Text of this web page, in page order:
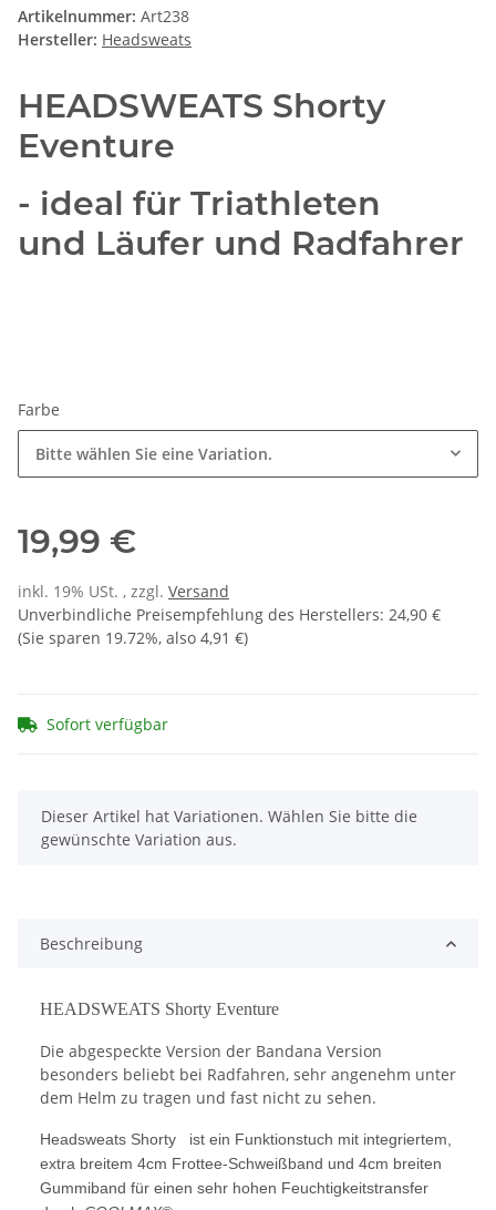
Artikelnummer: Art238
Hersteller: Headsweats
HEADSWEATS Shorty
Eventure
- ideal für Triathleten
und Läufer und Radfahrer
Farbe
Bitte wählen Sie eine Variation.
19,99 €
inkl. 19% USt. , zzgl. Versand
Unverbindliche Preisempfehlung des Herstellers: 24,90 €
(Sie sparen 19.72%, also 4,91 €)
Sofort verfügbar
x
Dieser Artikel hat Variationen. Wählen Sie bitte die
gewünschte Variation aus.
Beschreibung
HEADSWEATS Shorty Eventure
Die abgespeckte Version der Bandana Version
besonders beliebt bei Radfahren, sehr angenehm unter
dem Helm zu tragen und fast nicht zu sehen.
Headsweats Shorty ist ein Funktionstuch mit integriertem,
extra breitem 4cm Frottee-Schweißband und 4cm breiten
Gummiband für einen sehr hohen Feuchtigkeitstransfer